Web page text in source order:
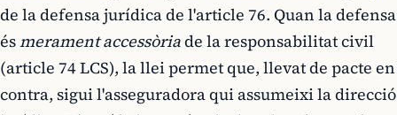
de la defensa jurídica de l'article 76. Quan la defensa
ésmerament accessòriade la responsabilitat civil
(article 74 LCS), la llei permet que, llevat de pacte en
contra, sigui l'asseguradora qui assumeixi la direcció